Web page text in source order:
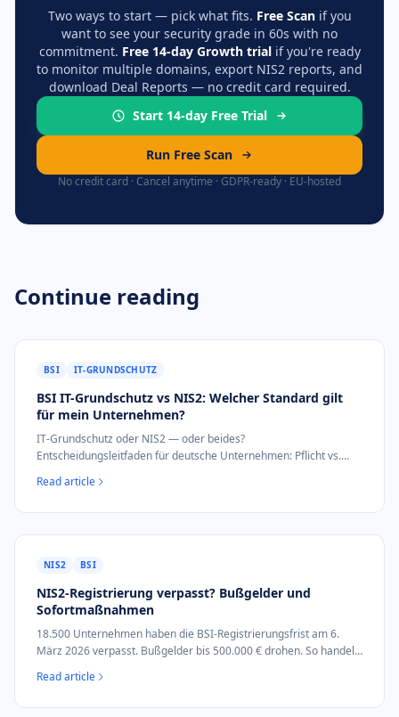
Two ways to start — pick what fits. Free Scanif you
want to see your security grade in 60s with no
commitment. Free 14-day Growth trialif you're ready
to monitor multiple domains, export NIS2 reports, and
download Deal Reports — no credit card required.
Start 14-day Free Trial
Run Free Scan
No credit card · Cancel anytime · GDPR-ready · EU-hosted
Continue reading
BSI IT-GRUNDSCHUTZ
BSI IT-Grundschutz vs NIS2: Welcher Standard gilt
für mein Unternehmen?
IT-Grundschutz oder NIS2 — oder beides?
Entscheidungsleitfaden für deutsche Unternehmen: Pflicht vs.
Read article
NIS2 BSI
NIS2-Registrierung verpasst? Bußgelder und
Sofortmaßnahmen
18.500 Unternehmen haben die BSI-Registrierungsfrist am 6.
März 2026 verpasst. Bußgelder bis 500.000 € drohen. So handeln
Read article